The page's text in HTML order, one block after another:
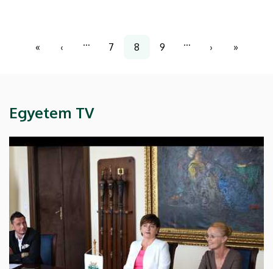
Első
«
Előző
‹
…
Page
7
Jelenlegi
8
Page
9
…
Következő
›
Utolsó
»
Egyetem TV